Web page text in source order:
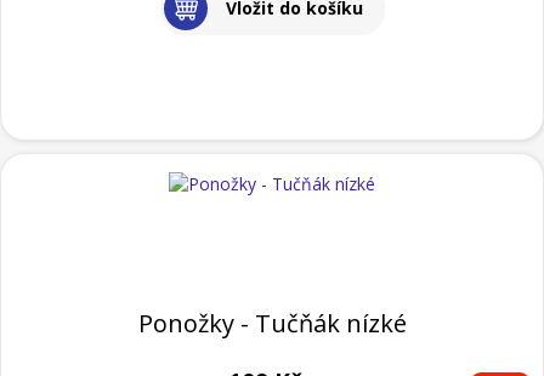
Vložit do košíku
Ponožky - Tučňák nízké